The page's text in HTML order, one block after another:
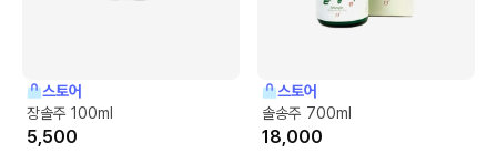
스토어
장솔주 100ml
5,500
스토어
솔송주 700ml
18,000